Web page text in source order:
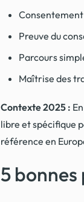
Preuve du
Parcours
Maîtrise des
Contexte 2025 :
libre et spécifique
référence en
5